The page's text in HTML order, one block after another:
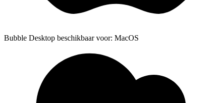
Bubble Desktop beschikbaar voor: MacOS